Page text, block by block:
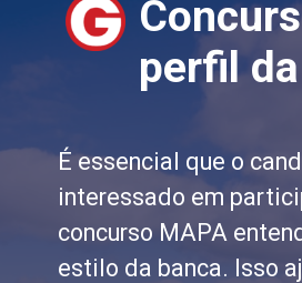
perfil
É essencial que o
interessado em
concurso MAPA
estilo da banca. Isso